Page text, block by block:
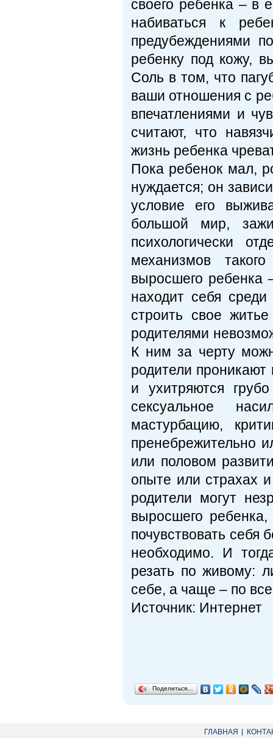
своего ребенка – в
набиваться к
предубеждениями
ребенку под кожу,
Соль в том, что
ваши отношения с
впечатлениями и
считают, что
жизнь ребенка
Пока ребенок мал,
нуждается; он
условие его
большой мир,
психологически
механизмов
выросшего ребенка
находит себя
строить свое
родителями
К ним за черту
родители
и ухитряются
сексуальное
мастурбацию,
пренебрежительно
или половом
опыте или страхах
родители могут
выросшего
почувствовать
необходимо. И
резать по живому:
себе, а чаще – по
Источник: Интернет
Поделиться…
ГЛАВНАЯ